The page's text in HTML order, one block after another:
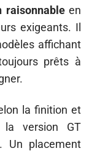
raisonnableen
exigeants. Il
affichant
prêts à
la finition et
la version GT
Un placement